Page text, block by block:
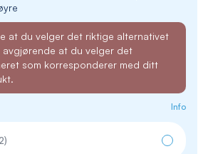
at du velger det riktige alternativet
at du velger det
som korresponderer med ditt
Info